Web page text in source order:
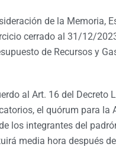
de la Memoria,
cerrado al 31/12/
de Recursos y
al Art. 16 del Decreto
el quórum para la
los integrantes del
media hora después